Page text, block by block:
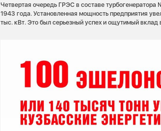
Четвертая очередь ГРЭС в составе
1943 года. Установленная мощность предприятия
тыс. кВт. Это был серьезный успех и ощутимый вклад